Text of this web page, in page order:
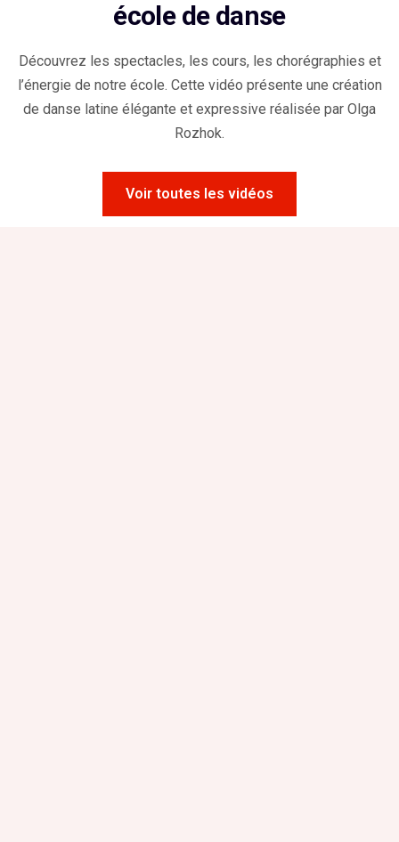
école de danse
Découvrez les spectacles, les cours, les chorégraphies et
l’énergie de notre école. Cette vidéo présente une création
de danse latine élégante et expressive réalisée par Olga
Rozhok.
Voir toutes les vidéos